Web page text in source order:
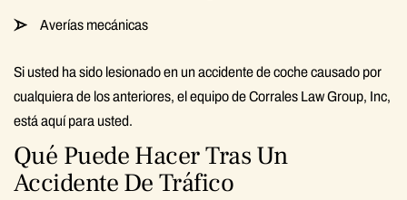
Averías mecánicas
Si usted ha sido lesionado en un accidente de coche causado por
cualquiera de los anteriores, el equipo de Corrales Law Group, Inc,
está aquí para usted.
Qué Puede Hacer Tras Un
Accidente De Tráfico